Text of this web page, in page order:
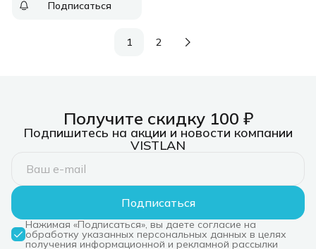
Подписаться
1 2
Получите скидку 100 ₽
Подпишитесь на акции и новости компании
VISTLAN
Подписаться
Нажимая «Подписаться», вы даете согласие на
обработку указанных персональных данных в целях
получения информационной и рекламной рассылки